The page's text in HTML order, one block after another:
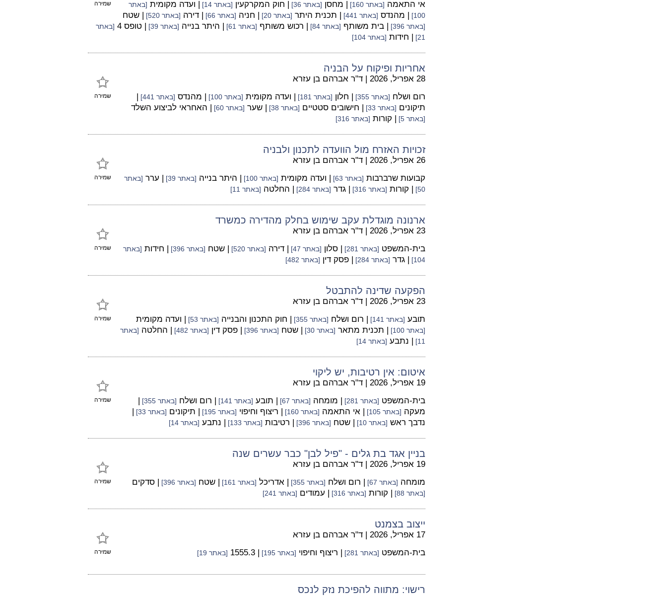
שמירה
אי התאמה [באתר 160] | מחסן [באתר 36] | חוק המקרקעין [באתר 14] | ועדה מקומית [באתר
100]
| מהנדס [באתר 441] | תכנית היתר [באתר 20] | חניה [באתר 66] | דירה [באתר 520] | שטח
[באתר 396] | בית משותף [באתר 84] | רכוש משותף [באתר 61] | היתר בנייה [באתר 39] | טופס 4
[באתר
21] | חידות [באתר 104]
אחריות ופיקוח על הבניה
שמירה
28 אפריל, 2026 | ד"ר אברהם בן עזרא
רום ושלח [באתר 355] | חלון [באתר 181] | ועדה מקומית [באתר 100] | מהנדס [באתר 441]
|
תיקונים [באתר 33] | חישובים סטטיים [באתר 38] | שער [באתר 60] | האחראי לביצוע השלד
[באתר 5] | קורות [באתר 316]
זכויות האזרח מול הוועדה לתכנון ולבניה
שמירה
26 אפריל, 2026 | ד"ר אברהם בן עזרא
קבועות שרברבות [באתר 63] | ועדה מקומית [באתר 100] | היתר בנייה [באתר 39] | ערר [באתר
50] | קורות [באתר 316] | גדר [באתר 284] | החלטה [באתר 11]
ארנונה מוגדלת עקב שימוש בחלק מהדירה כמשרד
שמירה
23 אפריל, 2026 | ד"ר אברהם בן עזרא
בית-המשפט [באתר 281] | סלון [באתר 47] | דירה [באתר 520] | שטח [באתר 396] | חידות [באתר
104]
| גדר [באתר 284] | פסק דין [באתר 482]
הפקעה שדינה להתבטל
שמירה
23 אפריל, 2026 | ד"ר אברהם בן עזרא
תובע [באתר 141] | רום ושלח [באתר 355] | חוק התכנון והבנייה [באתר 53] | ועדה מקומית
[באתר 100] | תכנית מתאר [באתר 30] | שטח [באתר 396] | פסק דין [באתר 482] | החלטה [באתר
11]
| נתבע [באתר 14]
איטום: אין רטיבות, יש ליקוי
שמירה
19 אפריל, 2026 | ד"ר אברהם בן עזרא
בית-המשפט [באתר 281] | מומחה [באתר 67] | תובע [באתר 141] | רום ושלח [באתר 355]
|
מעקה [באתר 105] | אי התאמה [באתר 160] | ריצוף וחיפוי [באתר 195] | תיקונים [באתר 33]
|
נדבך ראש [באתר 10] | שטח [באתר 396] | רטיבות [באתר 133] | נתבע [באתר 14]
בניין אגד בת גלים - "פיל לבן" כבר עשרים שנה
שמירה
19 אפריל, 2026 | ד"ר אברהם בן עזרא
מומחה [באתר 67] | רום ושלח [באתר 355] | אדריכל [באתר 161] | שטח [באתר 396] | סדקים
[באתר 88] | קורות [באתר 316] | עמודים [באתר 241]
ייצוב בצמנט
שמירה
17 אפריל, 2026 | ד"ר אברהם בן עזרא
בית-המשפט [באתר 281] | ריצוף וחיפוי [באתר 195] | 1555.3 [באתר 19]
רישוי: מתווה להפיכת נזק לנכס